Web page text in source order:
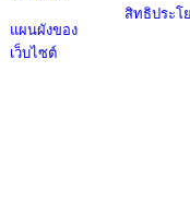
แผนผังของ
เว็บไซต์
สิทธิประโ